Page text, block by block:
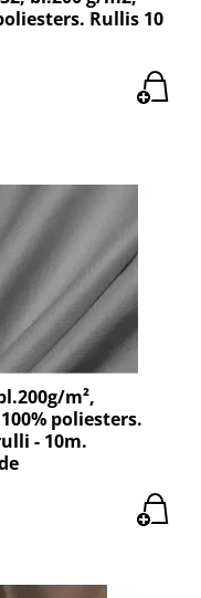
Rullis 10
m²,
poliesters.
- 10m.